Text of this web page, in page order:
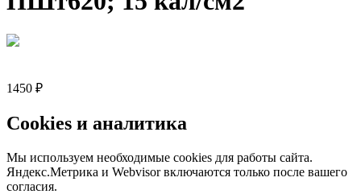
1450 ₽
Cookies и аналитика
Мы используем необходимые cookies для работы сайта.
Яндекс.Метрика и Webvisor включаются только после вашего
согласия.